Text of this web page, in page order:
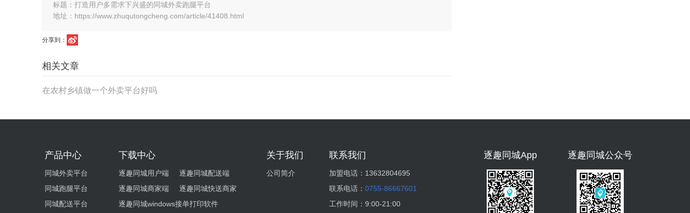
标题：打造用户多需求下兴盛的同城外卖跑腿平台
地址：https://www.zhuqutongcheng.com/article/41408.html
分享到：
相关文章
在农村乡镇做一个外卖平台好吗
产品中心
同城外卖平台
同城跑腿平台
同城配送平台
下载中心
逐趣同城用户端
逐趣同城配送端
逐趣同城商家端
逐趣同城快送商家
逐趣同城windows接单打印软件
关于我们
公司简介
联系我们
加盟电话： 13632804695
联系电话： 0755-86667601
工作时间： 9:00-21:00
逐趣同城App 逐趣同城公众号